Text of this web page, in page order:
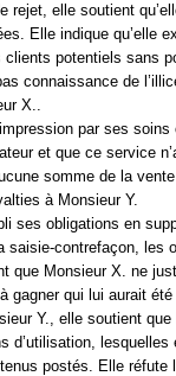
rejet, elle soutient
Elle indique qu’elle
potentiels sans
connaissance de
X..
par ses
et que ce service
somme de la
à Monsieur Y.
ses obligations en
saisie-contrefaçon, les
que Monsieur X. ne
gagner qui lui aurait
Y., elle soutient
d’utilisation,
postés. Elle réfute